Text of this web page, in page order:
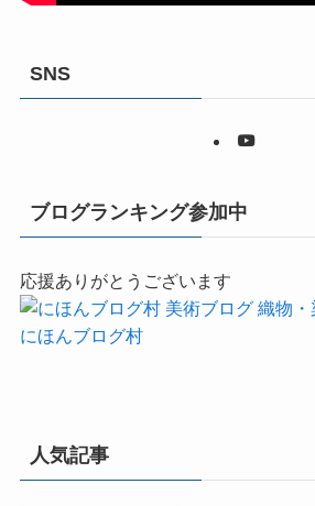
SNS
ブログランキング参加中
応援ありがとうございます
にほんブログ村